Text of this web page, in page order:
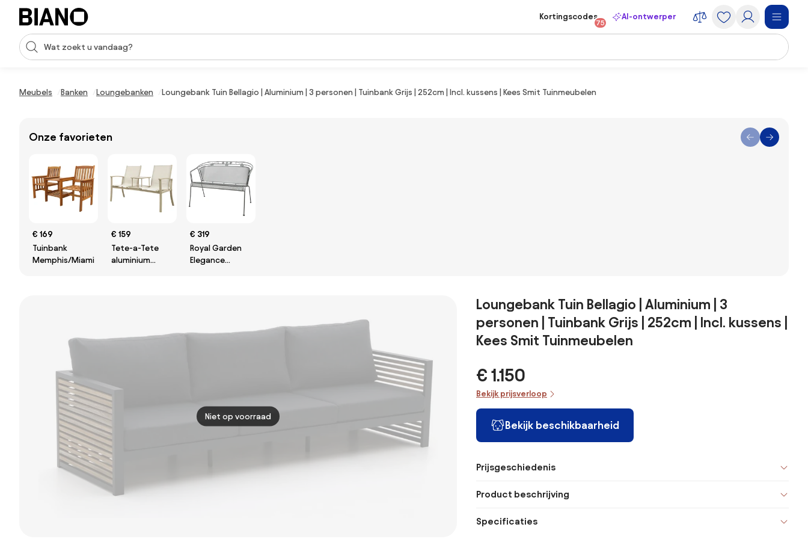
Navigatie overslaan, naar inhoud springen
Zoekopdracht invoeren
Kortingscodes
75
AI-ontwerper
Meubels Banken Loungebanken Loungebank Tuin Bellagio | Aluminium | 3 personen | Tuinbank Grijs | 252cm | Incl. kussens | Kees Smit Tuinmeubelen
Onze favorieten
€ 169
Tuinbank
Memphis/Miami
€ 159
Tete-a-Tete
aluminium
€ 319
Royal Garden
Elegance
Niet op voorraad
Loungebank Tuin Bellagio | Aluminium | 3
personen | Tuinbank Grijs | 252cm | Incl. kussens |
Kees Smit Tuinmeubelen
€ 1.150
Bekijk prijsverloop
Bekijk beschikbaarheid
Prijsgeschiedenis
Product beschrijving
Specificaties